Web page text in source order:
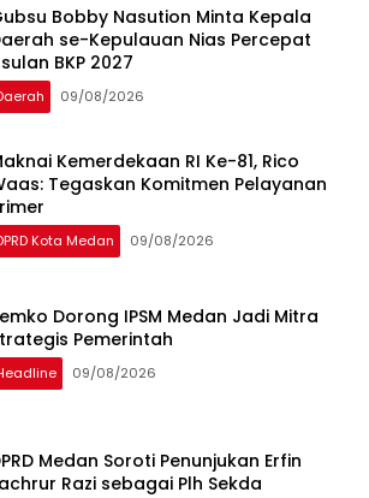
Bobby Nasution Minta Kepala
se-Kepulauan Nias Percepat
BKP 2027
09/08/2026
Kemerdekaan RI Ke-81, Rico
Tegaskan Komitmen Pelayanan
Kota Medan 09/08/2026
Dorong IPSM Medan Jadi Mitra
Pemerintah
09/08/2026
Medan Soroti Penunjukan Erfin
Razi sebagai Plh Sekda